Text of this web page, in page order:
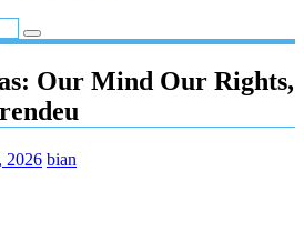
Our Mind Our Rights,
2026 bian